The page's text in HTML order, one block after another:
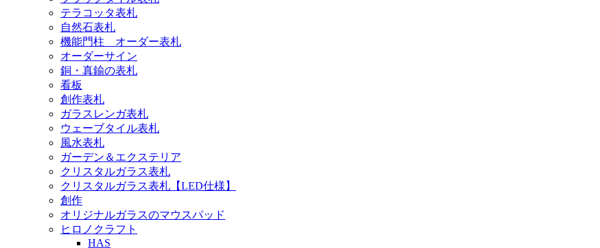
テラコッタ表札
自然石表札
機能門柱 オーダー表札
オーダーサイン
銅・真鍮の表札
看板
創作表札
ガラスレンガ表札
ウェーブタイル表札
風水表札
ガーデン＆エクステリア
クリスタルガラス表札
クリスタルガラス表札【LED仕様】
創作
オリジナルガラスのマウスパッド
ヒロノクラフト
HAS